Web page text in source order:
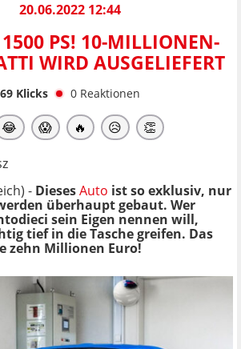
20.06.2022 12:44
PS! 10-MILLIONEN-
WIRD AUSGELIEFERT
Klicks 0 Reaktionen
😂 😱 🔥 😥 👏
- DiesesAuto ist so exklusiv, nur
überhaupt gebaut. Wer
sein Eigen nennen will,
tief in die Tasche greifen. Das
zehn Millionen Euro!